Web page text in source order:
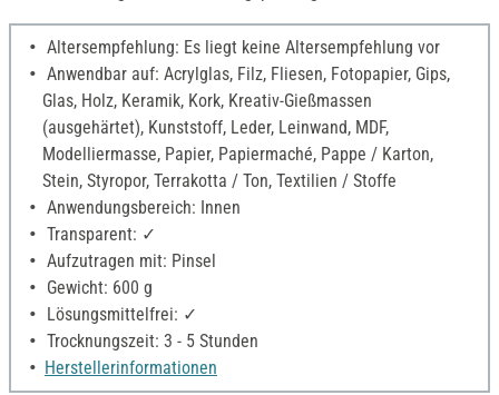
Altersempfehlung: Es liegt keine Altersempfehlung vor
Anwendbar auf: Acrylglas, Filz, Fliesen, Fotopapier, Gips,
Glas, Holz, Keramik, Kork, Kreativ-Gießmassen
(ausgehärtet), Kunststoff, Leder, Leinwand, MDF,
Modelliermasse, Papier, Papiermaché, Pappe / Karton,
Stein, Styropor, Terrakotta / Ton, Textilien / Stoffe
Anwendungsbereich: Innen
Transparent: ✓
Aufzutragen mit: Pinsel
Gewicht: 600 g
Lösungsmittelfrei: ✓
Trocknungszeit: 3 - 5 Stunden
Herstellerinformationen